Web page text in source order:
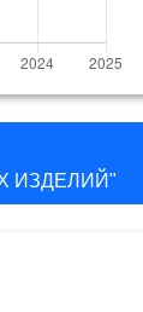
ИЗДЕЛИЙ"